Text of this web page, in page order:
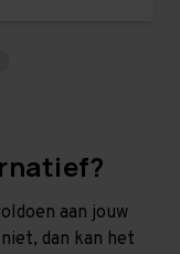
aan jouw
dan kan het